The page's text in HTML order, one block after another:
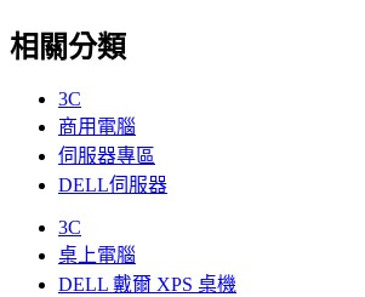
相關分類
3C
商用電腦
伺服器專區
DELL伺服器
3C
桌上電腦
DELL 戴爾 XPS 桌機